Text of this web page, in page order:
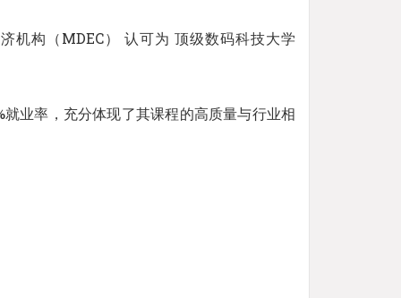
机构（MDEC） 认可为 顶级数码科技大学
业率，充分体现了其课程的高质量与行业相